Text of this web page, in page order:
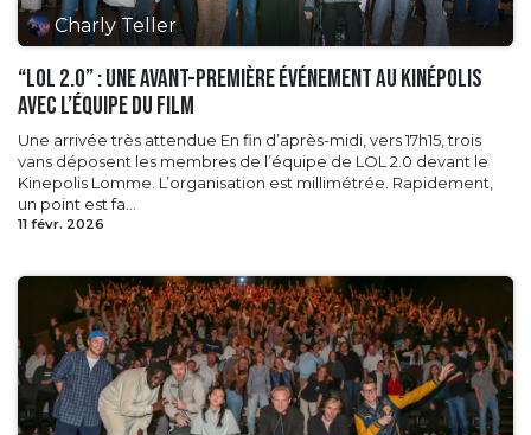
Charly Teller
“LOL 2.0” : une avant-première événement au Kinépolis
avec l’équipe du film
Une arrivée très attendue En fin d’après-midi, vers 17h15, trois
vans déposent les membres de l’équipe de LOL 2.0 devant le
Kinepolis Lomme. L’organisation est millimétrée. Rapidement,
un point est fa...
11 févr. 2026